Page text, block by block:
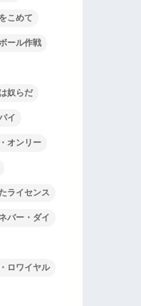
こめて
ール作戦
奴らだ
イ
オンリー
ライセンス
バー・ダイ
ロワイヤル